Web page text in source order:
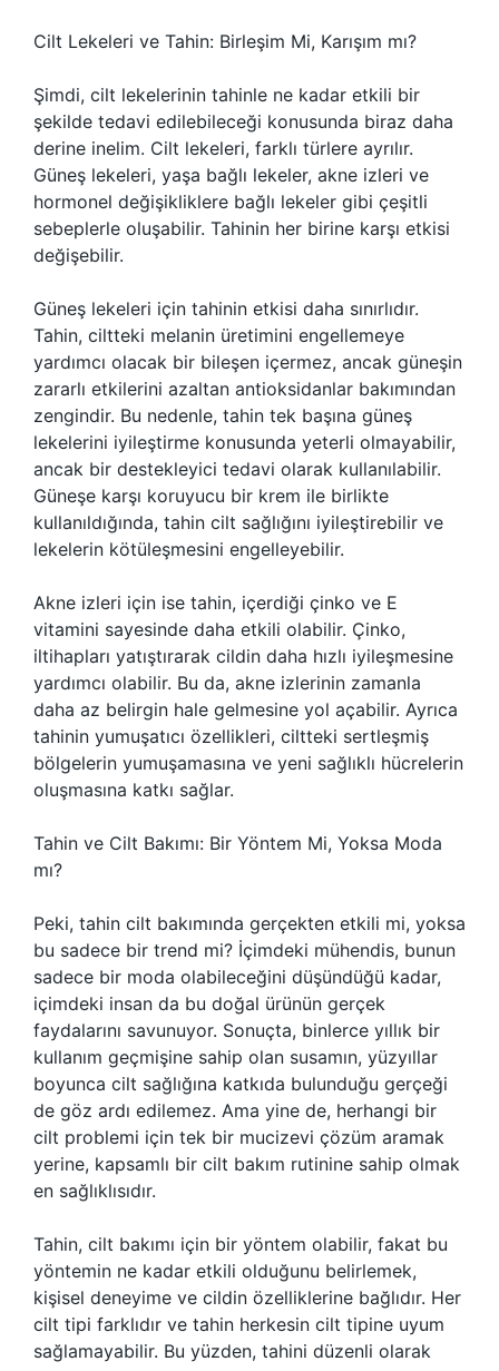
Cilt Lekeleri ve Tahin: Birleşim Mi, Karışım mı?
Şimdi, cilt lekelerinin tahinle ne kadar etkili bir
şekilde tedavi edilebileceği konusunda biraz daha
derine inelim. Cilt lekeleri, farklı türlere ayrılır.
Güneş lekeleri, yaşa bağlı lekeler, akne izleri ve
hormonel değişikliklere bağlı lekeler gibi çeşitli
sebeplerle oluşabilir. Tahinin her birine karşı etkisi
değişebilir.
Güneş lekeleri için tahinin etkisi daha sınırlıdır.
Tahin, ciltteki melanin üretimini engellemeye
yardımcı olacak bir bileşen içermez, ancak güneşin
zararlı etkilerini azaltan antioksidanlar bakımından
zengindir. Bu nedenle, tahin tek başına güneş
lekelerini iyileştirme konusunda yeterli olmayabilir,
ancak bir destekleyici tedavi olarak kullanılabilir.
Güneşe karşı koruyucu bir krem ile birlikte
kullanıldığında, tahin cilt sağlığını iyileştirebilir ve
lekelerin kötüleşmesini engelleyebilir.
Akne izleri için ise tahin, içerdiği çinko ve E
vitamini sayesinde daha etkili olabilir. Çinko,
iltihapları yatıştırarak cildin daha hızlı iyileşmesine
yardımcı olabilir. Bu da, akne izlerinin zamanla
daha az belirgin hale gelmesine yol açabilir. Ayrıca
tahinin yumuşatıcı özellikleri, ciltteki sertleşmiş
bölgelerin yumuşamasına ve yeni sağlıklı hücrelerin
oluşmasına katkı sağlar.
Tahin ve Cilt Bakımı: Bir Yöntem Mi, Yoksa Moda
mı?
Peki, tahin cilt bakımında gerçekten etkili mi, yoksa
bu sadece bir trend mi? İçimdeki mühendis, bunun
sadece bir moda olabileceğini düşündüğü kadar,
içimdeki insan da bu doğal ürünün gerçek
faydalarını savunuyor. Sonuçta, binlerce yıllık bir
kullanım geçmişine sahip olan susamın, yüzyıllar
boyunca cilt sağlığına katkıda bulunduğu gerçeği
de göz ardı edilemez. Ama yine de, herhangi bir
cilt problemi için tek bir mucizevi çözüm aramak
yerine, kapsamlı bir cilt bakım rutinine sahip olmak
en sağlıklısıdır.
Tahin, cilt bakımı için bir yöntem olabilir, fakat bu
yöntemin ne kadar etkili olduğunu belirlemek,
kişisel deneyime ve cildin özelliklerine bağlıdır. Her
cilt tipi farklıdır ve tahin herkesin cilt tipine uyum
sağlamayabilir. Bu yüzden, tahini düzenli olarak